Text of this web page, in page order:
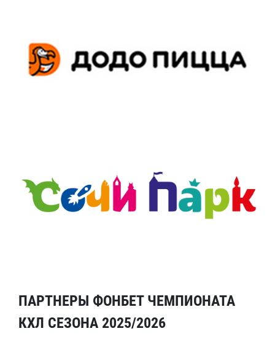
ПАРТНЕРЫ ФОНБЕТ ЧЕМПИОНАТА
КХЛ СЕЗОНА 2025/2026